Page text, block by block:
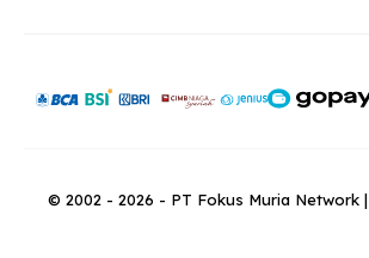
© 2002 - 2026 - PT Fokus Muria Network |